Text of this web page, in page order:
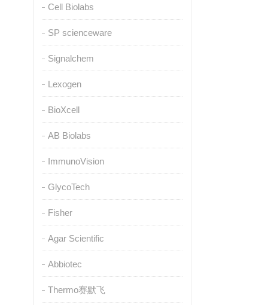
Cell Biolabs
SP scienceware
Signalchem
Lexogen
BioXcell
AB Biolabs
ImmunoVision
GlycoTech
Fisher
Agar Scientific
Abbiotec
Thermo赛默飞